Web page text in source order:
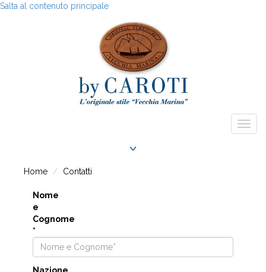
Salta al contenuto principale
Home Contatti
Nome
e
Cognome
*